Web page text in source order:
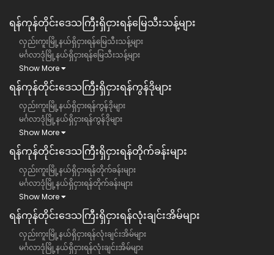
ရန်ကုန်တိုင်းဒေသကြီး​​ရှိငှားရန်မြေသီးသန့်များ
လှည်းကူးမြို့နယ်ရှိငှားရန်မြေသီးသန့်များ
မင်္ဂလာဒုံမြို့နယ်ရှိငှားရန်မြေသီးသန့်များ
Show More
ရန်ကုန်တိုင်းဒေသကြီး​​ရှိငှားရန်ကွန်ဒိုများ
လှည်းကူးမြို့နယ်ရှိငှားရန်ကွန်ဒိုများ
မင်္ဂလာဒုံမြို့နယ်ရှိငှားရန်ကွန်ဒိုများ
Show More
ရန်ကုန်တိုင်းဒေသကြီး​​ရှိငှားရန်တိုက်ခန်းများ
လှည်းကူးမြို့နယ်ရှိငှားရန်တိုက်ခန်းများ
မင်္ဂလာဒုံမြို့နယ်ရှိငှားရန်တိုက်ခန်းများ
Show More
ရန်ကုန်တိုင်းဒေသကြီး​​ရှိငှားရန်လုံးချင်းအိမ်များ
လှည်းကူးမြို့နယ်ရှိငှားရန်လုံးချင်းအိမ်များ
မင်္ဂလာဒုံမြို့နယ်ရှိငှားရန်လုံးချင်းအိမ်များ